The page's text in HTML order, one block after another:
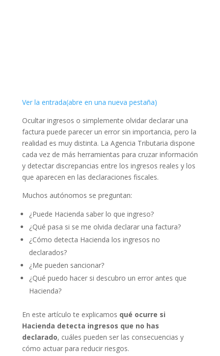
Ver la entrada(abre en una nueva pestaña)
Ocultar ingresos o simplemente olvidar declarar una
factura puede parecer un error sin importancia, pero la
realidad es muy distinta. La Agencia Tributaria dispone
cada vez de más herramientas para cruzar información
y detectar discrepancias entre los ingresos reales y los
que aparecen en las declaraciones fiscales.
Muchos autónomos se preguntan:
¿Puede Hacienda saber lo que ingreso?
¿Qué pasa si se me olvida declarar una factura?
¿Cómo detecta Hacienda los ingresos no
declarados?
¿Me pueden sancionar?
¿Qué puedo hacer si descubro un error antes que
Hacienda?
En este artículo te explicamos qué ocurre si
Hacienda detecta ingresos que no has
declarado, cuáles pueden ser las consecuencias y
cómo actuar para reducir riesgos.